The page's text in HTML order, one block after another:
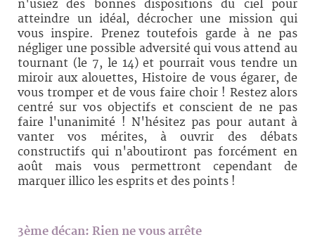
n'usiez des bonnes dispositions du ciel pour
atteindre un idéal, décrocher une mission qui
vous inspire. Prenez toutefois garde à ne pas
négliger une possible adversité qui vous attend au
tournant (le 7, le 14) et pourrait vous tendre un
miroir aux alouettes, Histoire de vous égarer, de
vous tromper et de vous faire choir ! Restez alors
centré sur vos objectifs et conscient de ne pas
faire l'unanimité ! N'hésitez pas pour autant à
vanter vos mérites, à ouvrir des débats
constructifs qui n'aboutiront pas forcément en
août mais vous permettront cependant de
marquer illico les esprits et des points !
3ème décan: Rien ne vous arrête